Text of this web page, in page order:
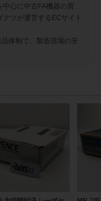
心に中古FA機器の買
ツが運営するECサイト
体制で、製造現場の安